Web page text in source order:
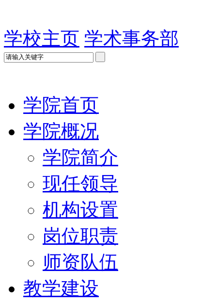
学校主页 学术事务部
学院首页
学院概况
学院简介
现任领导
机构设置
岗位职责
师资队伍
教学建设